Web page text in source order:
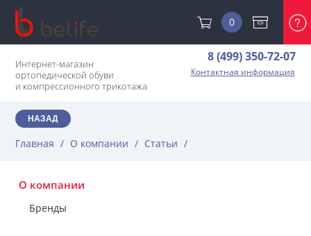
0
Интернет-магазин
ортопедической обуви
и компрессионного трикотажа
8 (499) 350-72-07
Контактная информация
НАЗАД
Главная / О компании / Статьи /
О компании
Бренды